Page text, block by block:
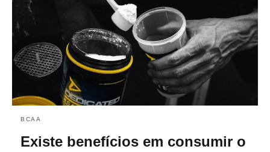
BCAA
Existe benefícios em consumir o